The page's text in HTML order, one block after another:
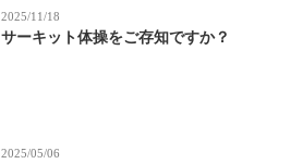
2025/11/18
サーキット体操をご存知ですか？
2025/05/06